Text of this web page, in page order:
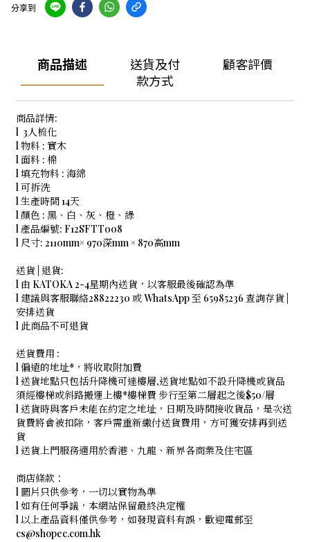
分享到
商品描述
送貨及付
款方式
顧客評價
商品詳情:
l 3人梳化
l 物料 : 實木
l 面料 : 棉
l 填充物料 : 海綿
l 可拆洗
l 生產時間 14天
l 顏色 : 黑、白、灰、橙、綠
l 產品編號: F12SFTT008
l 尺寸: 2110mm× 970深mm × 870高mm
送貨 | 退貨:
l 由 KATOKA 2-4星期內送貨，以客服最後確認為準
l 建議與客服聯絡28822230 或 WhatsApp 至 65985236 查詢存貨 |
安排送貨
l 此商品不可退貨
送貨費用 :
l 偏遠的地址*，將收取附加費
l 送貨地點只包括升降機可達樓層,送貨地點如不設升降機或貨品
須經樓梯或斜路搬運上樓*樓梯費 步行至第二層起之後$50/層
l 送貨時與客戶未能在約定之地址，日期及時間接收貨品，是次送
貨費將會被扣除，客戶需重新繳付送貨費用，方可獲安排再到送
貨
l 送貨上門服務適用於香港、九龍、新界各商業及住宅區
商店條款：
l 圖片只供參考，一切以實物為準
l 如有任何爭議，本網站保留最終決定權
l 以上產品資料僅供參考，如發現資料有誤，歡迎電郵至
cs@shopec.com.hk